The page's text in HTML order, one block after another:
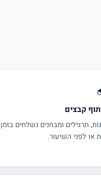
קבצים
תרגילים ומבחנים נשלחים בזמן
או לפני השיעור.